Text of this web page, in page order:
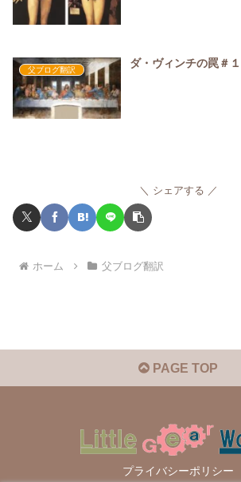
父ブログ翻訳
ダ・ヴィンチの罠＃１
シェアする
ホーム 父ブログ翻訳
PAGE TOP
プライバシーポリシー